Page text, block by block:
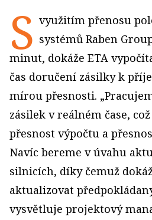
S využitím přenosu
systémů Raben
minut, dokáže ETA
čas doručení zásilky k
mírou přesnosti.
zásilek v reálném čase,
přesnost výpočtu a
Navíc bereme v úvahu
silnicích, díky čemuž
aktualizovat
vysvětluje projektový